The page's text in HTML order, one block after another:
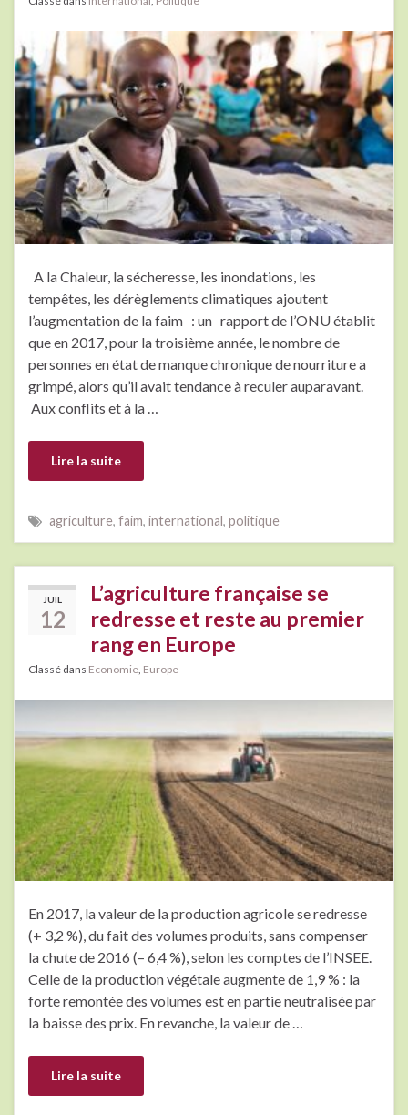
A la Chaleur, la sécheresse, les inondations, les
tempêtes, les dérèglements climatiques ajoutent
l’augmentation de la faim : un rapport de l’ONU établit
que en 2017, pour la troisième année, le nombre de
personnes en état de manque chronique de nourriture a
grimpé, alors qu’il avait tendance à reculer auparavant.
Aux conflits et à la …
Lire la suite
agriculture, faim, international, politique
JUIL
12
L’agriculture française se
redresse et reste au premier
rang en Europe
Classé dans Economie, Europe
En 2017, la valeur de la production agricole se redresse
(+ 3,2 %), du fait des volumes produits, sans compenser
la chute de 2016 (– 6,4 %), selon les comptes de l’INSEE.
Celle de la production végétale augmente de 1,9 % : la
forte remontée des volumes est en partie neutralisée par
la baisse des prix. En revanche, la valeur de …
Lire la suite